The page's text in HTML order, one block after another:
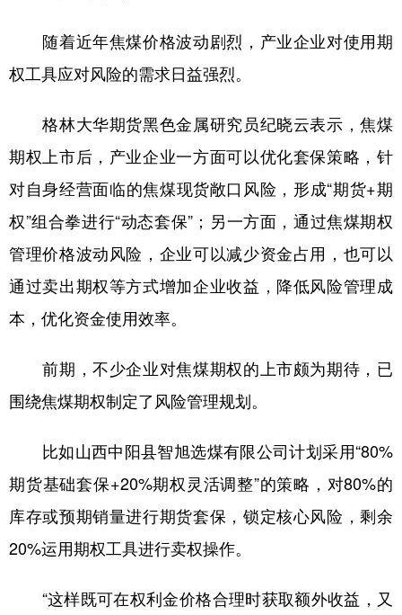
随着近年焦煤价格波动剧烈，产业企业对使用期
权工具应对风险的需求日益强烈。
格林大华期货黑色金属研究员纪晓云表示，焦煤
期权上市后，产业企业一方面可以优化套保策略，针
对自身经营面临的焦煤现货敞口风险，形成“期货+期
权”组合拳进行“动态套保”；另一方面，通过焦煤期权
管理价格波动风险，企业可以减少资金占用，也可以
通过卖出期权等方式增加企业收益，降低风险管理成
本，优化资金使用效率。
前期，不少企业对焦煤期权的上市颇为期待，已
围绕焦煤期权制定了风险管理规划。
比如山西中阳县智旭选煤有限公司计划采用“80%
期货基础套保+20%期权灵活调整”的策略，对80%的
库存或预期销量进行期货套保，锁定核心风险，剩余
20%运用期权工具进行卖权操作。
“这样既可在权利金价格合理时获取额外收益，又